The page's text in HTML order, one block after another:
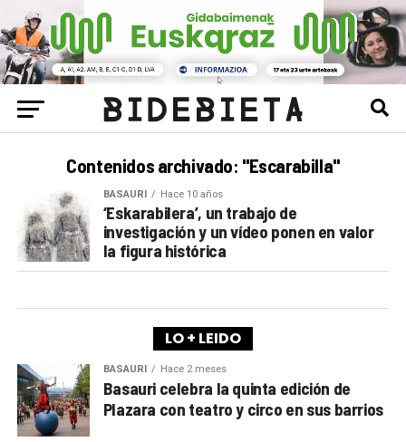
Contenidos archivado: "Escarabilla"
BASAURI Hace 10 años
‘Eskarabilera’, un trabajo de
investigación y un vídeo ponen en valor
la figura histórica
LO + LEIDO
BASAURI Hace 2 meses
Basauri celebra la quinta edición de
Plazara con teatro y circo en sus barrios